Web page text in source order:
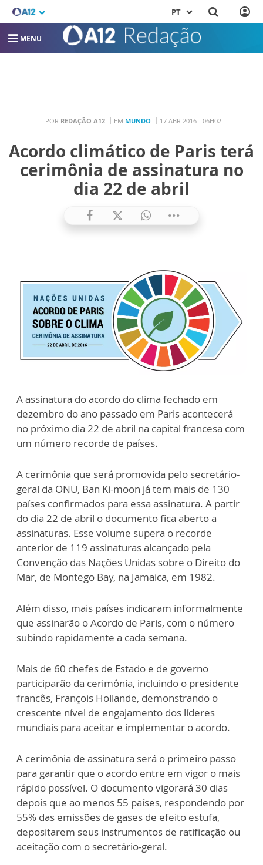
PT
MENU
POR REDAÇÃO A12 EM MUNDO 17 ABR 2016 - 06H02
Acordo climático de Paris terá
cerimônia de assinatura no
dia 22 de abril
A assinatura do acordo do clima fechado em
dezembro do ano passado em Paris acontecerá
no próximo dia 22 de abril na capital francesa com
um número recorde de países.
A cerimônia que será promovida pelo secretário-
geral da ONU, Ban Ki-moon já tem mais de 130
países confirmados para essa assinatura. A partir
do dia 22 de abril o documento fica aberto a
assinaturas. Esse volume supera o recorde
anterior de 119 assinaturas alcançado pela
Convenção das Nações Unidas sobre o Direito do
Mar, de Montego Bay, na Jamaica, em 1982.
Além disso, mais países indicaram informalmente
que assinarão o Acordo de Paris, com o número
subindo rapidamente a cada semana.
Mais de 60 chefes de Estado e de governo
participarão da cerimônia, incluindo o presidente
francês, François Hollande, demonstrando o
crescente nível de engajamento dos líderes
mundiais para aceitar e implementar o acordo.
A cerimônia de assinatura será o primeiro passo
para garantir que o acordo entre em vigor o mais
rápido possível. O documento vigorará 30 dias
depois que ao menos 55 países, respondendo por
55% das emissões de gases de efeito estufa,
depositarem seus instrumentos de ratificação ou
aceitação com o secretário-geral.